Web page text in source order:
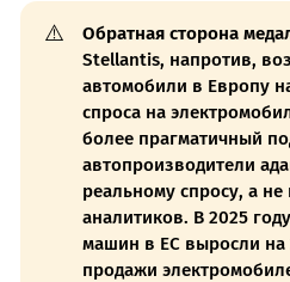
⚠️
Обратная сторона
Stellantis, напротив,
автомобили в Европу
спроса на
более прагматичный
автопроизводители
реальному спросу, а
аналитиков. В 2025
машин в ЕС выросли на
продажи